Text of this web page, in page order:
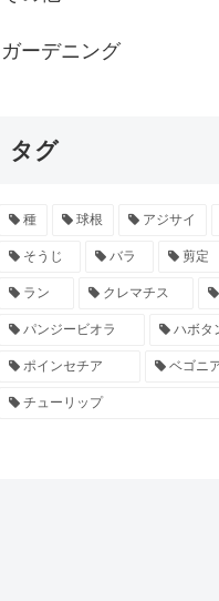
ガーデニング
タグ
種 球根 アジサイ
そうじ バラ 剪定
ラン クレマチス
パンジービオラ ハボタ
ポインセチア ベゴニ
チューリップ